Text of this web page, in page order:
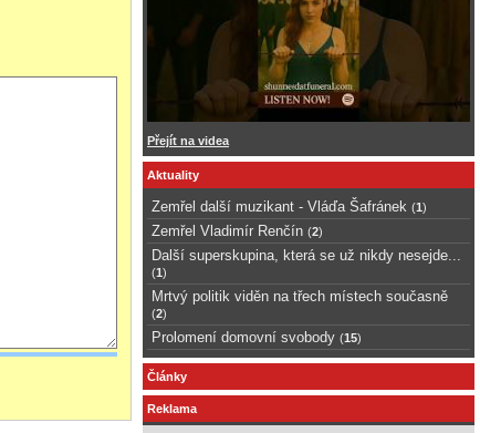
Přejít na videa
Aktuality
Zemřel další muzikant - Vláďa Šafránek (1 )
Zemřel Vladimír Renčín (2)
Další superskupina, která se už nikdy nesejde...
(1 )
Mrtvý politik viděn na třech místech současně
(2)
Prolomení domovní svobody (15)
Články
Reklama